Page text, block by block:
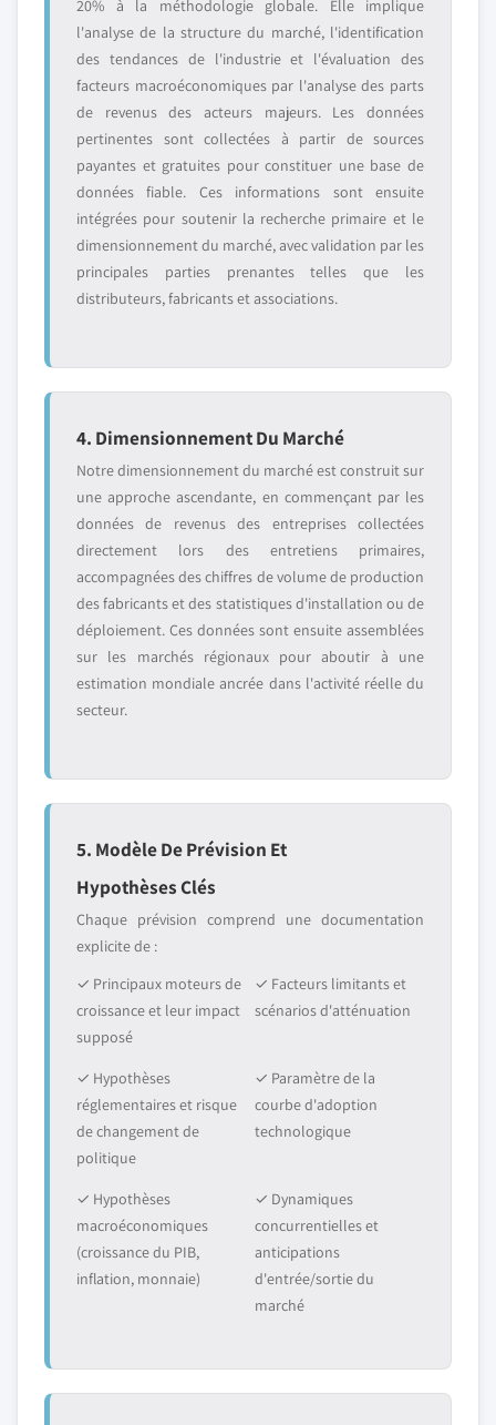
20% à la méthodologie globale. Elle implique
l'analyse de la structure du marché, l'identification
des tendances de l'industrie et l'évaluation des
facteurs macroéconomiques par l'analyse des parts
de revenus des acteurs majeurs. Les données
pertinentes sont collectées à partir de sources
payantes et gratuites pour constituer une base de
données fiable. Ces informations sont ensuite
intégrées pour soutenir la recherche primaire et le
dimensionnement du marché, avec validation par les
principales parties prenantes telles que les
distributeurs, fabricants et associations.
4. Dimensionnement Du Marché
Notre dimensionnement du marché est construit sur
une approche ascendante, en commençant par les
données de revenus des entreprises collectées
directement lors des entretiens primaires,
accompagnées des chiffres de volume de production
des fabricants et des statistiques d'installation ou de
déploiement. Ces données sont ensuite assemblées
sur les marchés régionaux pour aboutir à une
estimation mondiale ancrée dans l'activité réelle du
secteur.
5. Modèle De Prévision Et
Hypothèses Clés
Chaque prévision comprend une documentation
explicite de :
✓ Principaux moteurs de
croissance et leur impact
supposé
✓ Facteurs limitants et
scénarios d'atténuation
✓ Hypothèses
réglementaires et risque
de changement de
politique
✓ Paramètre de la
courbe d'adoption
technologique
✓ Hypothèses
macroéconomiques
(croissance du PIB,
inflation, monnaie)
✓ Dynamiques
concurrentielles et
anticipations
d'entrée/sortie du
marché